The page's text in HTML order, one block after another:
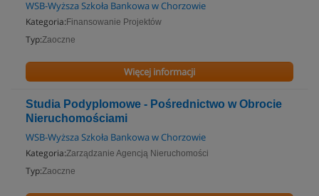
WSB-Wyższa Szkoła Bankowa w Chorzowie
Kategoria: Finansowanie Projektów
Typ:Zaoczne
Więcej informacji
Studia Podyplomowe - Pośrednictwo w Obrocie
Nieruchomościami
WSB-Wyższa Szkoła Bankowa w Chorzowie
Kategoria:Zarządzanie Agencją Nieruchomości
Typ:Zaoczne